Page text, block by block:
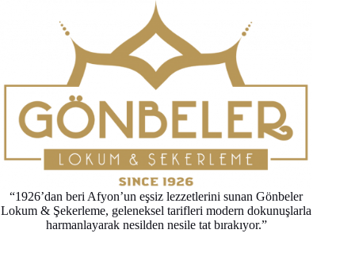
“1926’dan beri Afyon’un eşsiz lezzetlerini sunan Gönbeler
Lokum & Şekerleme, geleneksel tarifleri modern dokunuşlarla
harmanlayarak nesilden nesile tat bırakıyor.”